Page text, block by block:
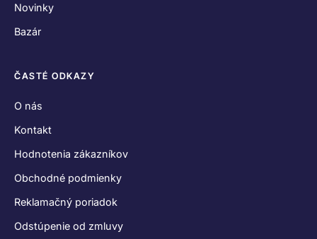
Novinky
Bazár
ČASTÉ ODKAZY
O nás
Kontakt
Hodnotenia zákazníkov
Obchodné podmienky
Reklamačný poriadok
Odstúpenie od zmluvy